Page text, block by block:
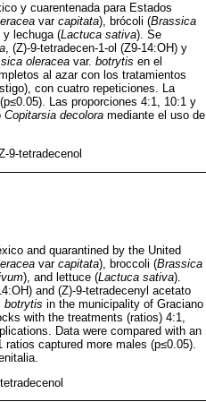
y cuarentenada para Estados
var capitata), brócoli (Brassica
y lechuga (Lactuca sativa). Se
, (Z)-9-tetradecen-1-ol (Z9-14:OH) y
oleracea var. botrytis en el
al azar con los tratamientos
con cuatro repeticiones. La
Las proporciones 4:1, 10:1 y
Copitarsia decolora mediante el uso de
9-tetradecenol
and quarantined by the United
var capitata), broccoli (Brassica
), and lettuce (Lactuca sativa).
and (Z)-9-tetradecenyl acetato
botrytis in the municipality of Graciano
with the treatments (ratios) 4:1,
Data were compared with an
captured more males (p≤0.05).